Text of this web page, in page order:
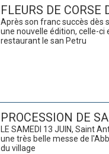
FLEURS DE CORSE
Après son franc succès dès
une nouvelle édition, celle-ci
restaurant le san Petru
PROCESSION DE
LE SAMEDI 13 JUIN, Saint
une très belle messe de
du village